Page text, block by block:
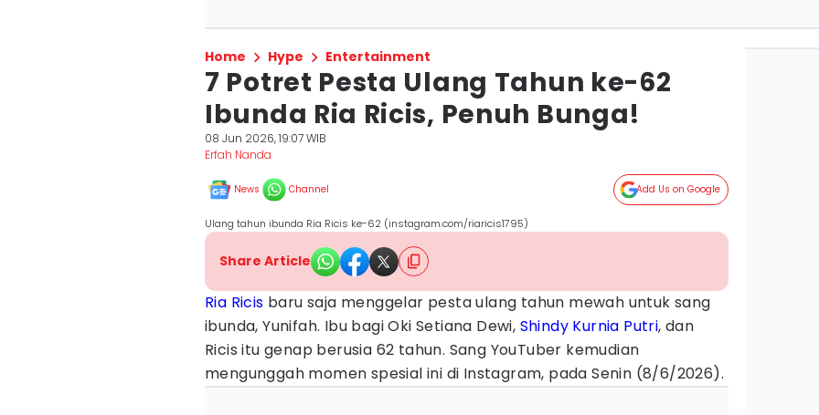
Home Hype Entertainment
7 Potret Pesta Ulang Tahun ke-62
Ibunda Ria Ricis, Penuh Bunga!
08 Jun 2026, 19:07 WIB
Erfah Nanda
News Channel Add Us on Google
Ulang tahun ibunda Ria Ricis ke-62 (instagram.com/riaricis1795)
Share Article
Ria Ricis baru saja menggelar pesta ulang tahun mewah untuk sang
ibunda, Yunifah. Ibu bagi Oki Setiana Dewi, Shindy Kurnia Putri, dan
Ricis itu genap berusia 62 tahun. Sang YouTuber kemudian
mengunggah momen spesial ini di Instagram, pada Senin (8/6/2026).